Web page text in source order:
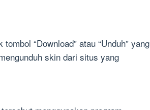
“Download” atau “Unduh” yang
skin dari situs yang